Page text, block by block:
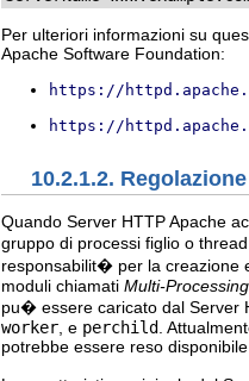
Per ulteriori informazioni su
Apache Software Foundation:
https://
https://
10.2.1.2.
Quando Server HTTP Apache
gruppo di processi figlio o
responsabilit� per la creazione
moduli chiamati Multi-
pu� essere caricato dal Server
worker , e perchild .
potrebbe essere reso